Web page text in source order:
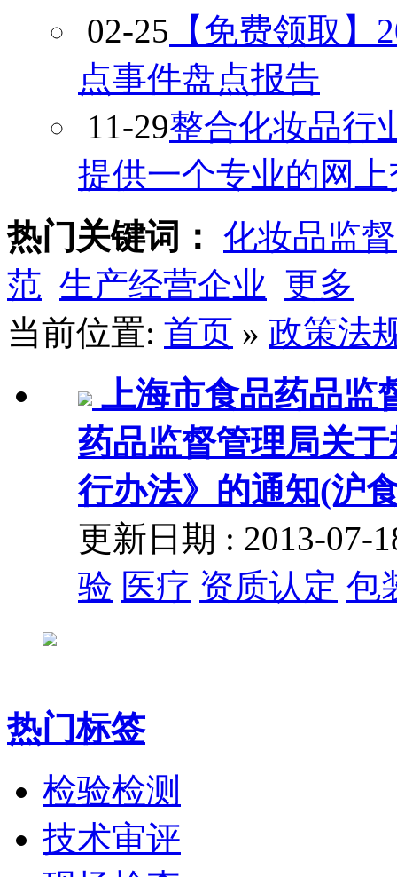
02-25 【免费领取
点事件盘点报告
11-29整合化妆品行
提供一个专业的网
热门关键词： 化妆品监
范 生产经营企业 更多
当前位置: 首页 » 政策法
上海市食品药品监
药品监督管理局关
行办法》的通知(沪
更新日期 : 2013-07-
验 医疗 资质认定 包
热门标签
检验检测
技术审评